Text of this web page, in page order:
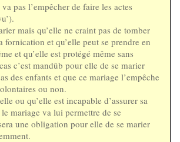
pas l’empêcher de faire les actes
mais qu’elle ne craint pas de tomber
fornication et qu’elle peut se prendre en
et qu’elle est protégé même sans
c’est mandûb pour elle de se marier
des enfants et que ce mariage l’empêche
ou non.
ou qu’elle est incapable d’assurer sa
mariage va lui permettre de se
une obligation pour elle de se marier